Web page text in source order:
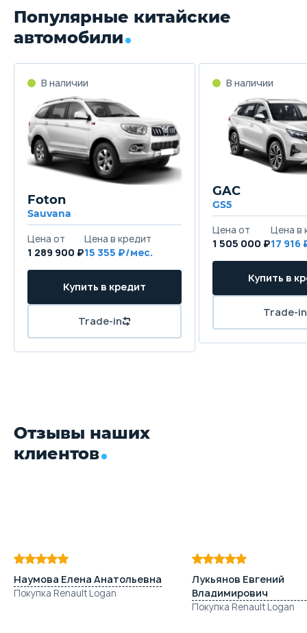
Популярные китайские
автомобили
Foton
Sauvana
1 289 900 ₽15 355
GAC
GS5
1 505 000 ₽17 916
Отзывы наших
клиентов
Наумова Елена Анатольевна
Покупка Renault Logan
Лукьянов Евгений
Владимирович
Покупка Renault Logan